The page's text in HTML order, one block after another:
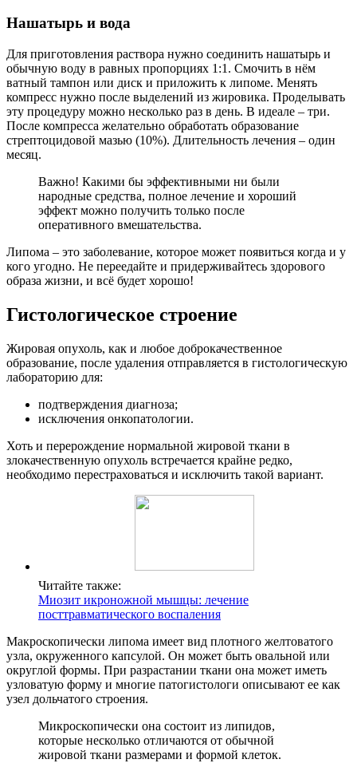
Нашатырь и вода
Для приготовления раствора нужно соединить нашатырь и
обычную воду в равных пропорциях 1:1. Смочить в нём
ватный тампон или диск и приложить к липоме. Менять
компресс нужно после выделений из жировика. Проделывать
эту процедуру можно несколько раз в день. В идеале – три.
После компресса желательно обработать образование
стрептоцидовой мазью (10%). Длительность лечения – один
месяц.
Важно! Какими бы эффективными ни были
народные средства, полное лечение и хороший
эффект можно получить только после
оперативного вмешательства.
Липома – это заболевание, которое может появиться когда и у
кого угодно. Не переедайте и придерживайтесь здорового
образа жизни, и всё будет хорошо!
Гистологическое строение
Жировая опухоль, как и любое доброкачественное
образование, после удаления отправляется в гистологическую
лабораторию для:
подтверждения диагноза;
исключения онкопатологии.
Хоть и перерождение нормальной жировой ткани в
злокачественную опухоль встречается крайне редко,
необходимо перестраховаться и исключить такой вариант.
Читайте также:
Миозит икроножной мышцы: лечение
посттравматического воспаления
Макроскопически липома имеет вид плотного желтоватого
узла, окруженного капсулой. Он может быть овальной или
округлой формы. При разрастании ткани она может иметь
узловатую форму и многие патогистологи описывают ее как
узел дольчатого строения.
Микроскопически она состоит из липидов,
которые несколько отличаются от обычной
жировой ткани размерами и формой клеток.